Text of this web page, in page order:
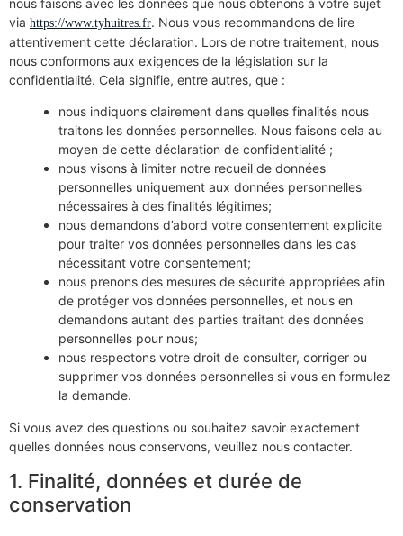
via https://www.tyhuitres.fr. Nous vous recommandons de lire
attentivement cette déclaration. Lors de notre traitement, nous
nous conformons aux exigences de la législation sur la
confidentialité. Cela signifie, entre autres, que :
nous indiquons clairement dans quelles finalités nous
traitons les données personnelles. Nous faisons cela au
moyen de cette déclaration de confidentialité ;
nous visons à limiter notre recueil de données
personnelles uniquement aux données personnelles
nécessaires à des finalités légitimes;
nous demandons d’abord votre consentement explicite
pour traiter vos données personnelles dans les cas
nécessitant votre consentement;
nous prenons des mesures de sécurité appropriées afin
de protéger vos données personnelles, et nous en
demandons autant des parties traitant des données
personnelles pour nous;
nous respectons votre droit de consulter, corriger ou
supprimer vos données personnelles si vous en formulez
la demande.
Si vous avez des questions ou souhaitez savoir exactement
quelles données nous conservons, veuillez nous contacter.
1. Finalité, données et durée de
conservation